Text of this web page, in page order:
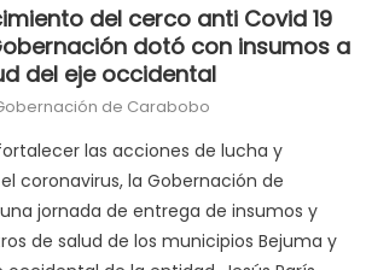
del cerco anti Covid 19
dotó con insumos a
del eje occidental
de Carabobo
las acciones de lucha y
coronavirus, la Gobernación de
jornada de entrega de insumos y
de salud de los municipios Bejuma y